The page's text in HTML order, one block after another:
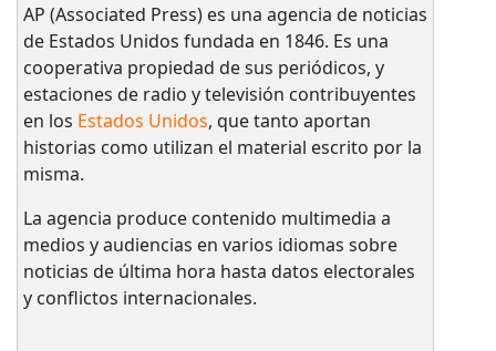
AP (Associated Press) es una agencia de noticias
de Estados Unidos fundada en 1846. Es una
cooperativa propiedad de sus periódicos, y
estaciones de radio y televisión contribuyentes
en los Estados Unidos, que tanto aportan
historias como utilizan el material escrito por la
misma.
La agencia produce contenido multimedia a
medios y audiencias en varios idiomas sobre
noticias de última hora hasta datos electorales
y conflictos internacionales.